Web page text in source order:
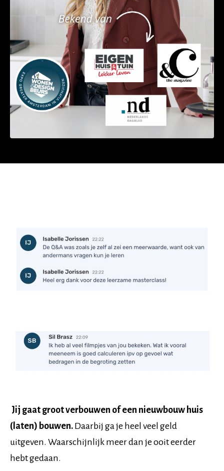
Jij gaat groot verbouwen of een nieuwbouw huis
(laten) bouwen. Daarbij ga je heel veel geld
uitgeven. Waarschijnlijk meer dan je ooit eerder
hebt gedaan.